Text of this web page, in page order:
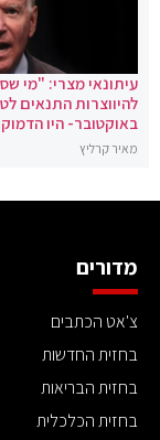
עיתונאי מצרי: "מי
להיווצרות התנאים
באוקטובר- היו
מאיר קרליץ
מדורים
צ'אט הכתבים
בחזית החדשות
בחזית הבריאות
בחזית הכלכלית